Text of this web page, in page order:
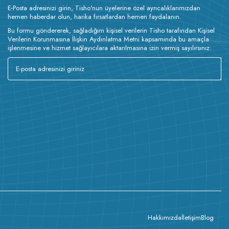
E-Posta adresinizi girin, Tisho'nun üyelerine özel ayrıcalıklarımızdan
hemen haberdar olun, harika fırsatlardan hemen faydalanın.
Bu formu göndererek, sağladığım kişisel verilerin Tisho tarafından Kişisel
Verilerin Korunmasına İlişkin Aydınlatma Metni kapsamında bu amaçla
işlenmesine ve hizmet sağlayıcılara aktarılmasına izin vermiş sayılırsınız.
HakkımızdaİletişimBlog